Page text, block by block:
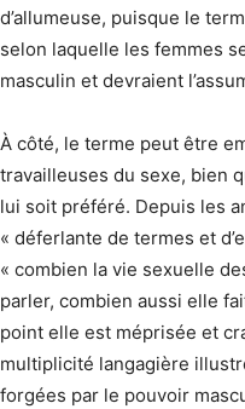
d’allumeuse, puisque le
selon laquelle les femmes
masculin et devraient
À côté, le terme peut être
travailleuses du sexe, bien
lui soit préféré. Depuis les
« déferlante de termes et
« combien la vie sexuelle
parler, combien aussi elle
point elle est méprisée et
multiplicité langagière
forgées par le pouvoir